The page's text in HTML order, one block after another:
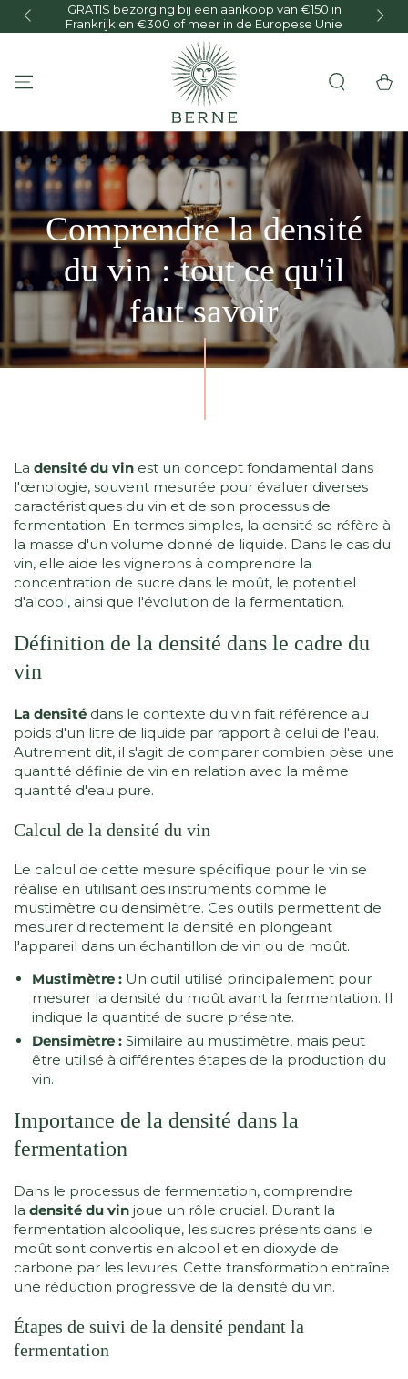
GA NAAR INHOUD
GRATIS bezorging bij een aankoop van €150 in
Frankrijk en €300 of meer in de Europese Unie
Comprendre la densité
du vin : tout ce qu'il
faut savoir
La densité du vin est un concept fondamental dans
l'œnologie, souvent mesurée pour évaluer diverses
caractéristiques du vin et de son processus de
fermentation. En termes simples, la densité se réfère à
la masse d'un volume donné de liquide. Dans le cas du
vin, elle aide les vignerons à comprendre la
concentration de sucre dans le moût, le potentiel
d'alcool, ainsi que l'évolution de la fermentation.
Définition de la densité dans le cadre du
vin
La densité dans le contexte du vin fait référence au
poids d'un litre de liquide par rapport à celui de l'eau.
Autrement dit, il s'agit de comparer combien pèse une
quantité définie de vin en relation avec la même
quantité d'eau pure.
Calcul de la densité du vin
Le calcul de cette mesure spécifique pour le vin se
réalise en utilisant des instruments comme le
mustimètre ou densimètre. Ces outils permettent de
mesurer directement la densité en plongeant
l'appareil dans un échantillon de vin ou de moût.
Mustimètre : Un outil utilisé principalement pour
mesurer la densité du moût avant la fermentation. Il
indique la quantité de sucre présente.
Densimètre : Similaire au mustimètre, mais peut
être utilisé à différentes étapes de la production du
vin.
Importance de la densité dans la
fermentation
Dans le processus de fermentation, comprendre
la densité du vin joue un rôle crucial. Durant la
fermentation alcoolique, les sucres présents dans le
moût sont convertis en alcool et en dioxyde de
carbone par les levures. Cette transformation entraîne
une réduction progressive de la densité du vin.
Étapes de suivi de la densité pendant la
fermentation